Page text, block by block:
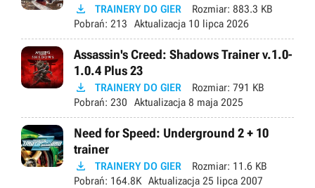
 TRAINERY DO GIER Rozmiar: 883.3 KB
Pobrań: 213 Aktualizacja 10 lipca 2026
Assassin's Creed: Shadows Trainer v.1.0-
1.0.4 Plus 23
 TRAINERY DO GIER Rozmiar: 791 KB
Pobrań: 230 Aktualizacja 8 maja 2025
Need for Speed: Underground 2 + 10
trainer
 TRAINERY DO GIER Rozmiar: 11.6 KB
Pobrań: 164.8K Aktualizacja 25 lipca 2007